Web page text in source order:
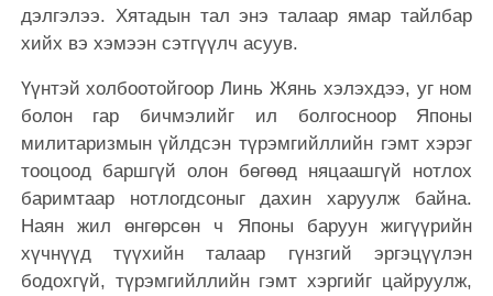
дэлгэлээ. Хятадын тал энэ талаар ямар тайлбар
хийх вэ хэмээн сэтгүүлч асуув.
Үүнтэй холбоотойгоор Линь Жянь хэлэхдээ, уг ном
болон гар бичмэлийг ил болгосноор Японы
милитаризмын үйлдсэн түрэмгийллийн гэмт хэрэг
тооцоод баршгүй олон бөгөөд няцаашгүй нотлох
баримтаар нотлогдсоныг дахин харуулж байна.
Наян жил өнгөрсөн ч Японы баруун жигүүрийн
хүчнүүд түүхийн талаар гүнзгий эргэцүүлэн
бодохгүй, түрэмгийллийн гэмт хэргийг цайруулж,